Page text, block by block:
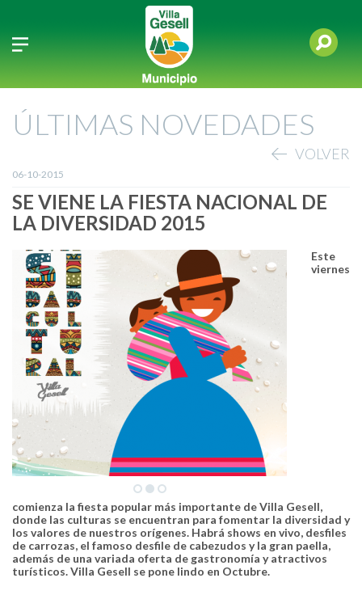
ÚLTIMAS NOVEDADES
VOLVER
06-10-2015
SE VIENE LA FIESTA NACIONAL DE
LA DIVERSIDAD 2015
Este
viernes
comienza la fiesta popular más importante de Villa Gesell,
donde las culturas se encuentran para fomentar la diversidad y
los valores de nuestros orígenes. Habrá shows en vivo, desfiles
de carrozas, el famoso desfile de cabezudos y la gran paella,
además de una variada oferta de gastronomía y atractivos
turísticos. Villa Gesell se pone lindo en Octubre.